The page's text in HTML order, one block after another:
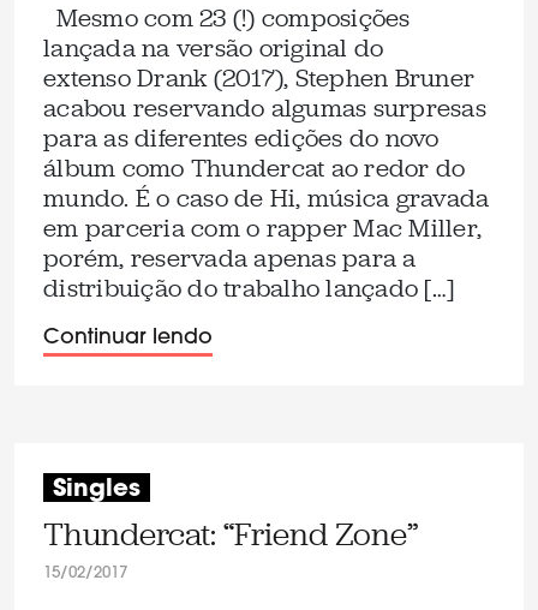
Mesmo com 23 (!) composições
lançada na versão original do
extenso Drank (2017), Stephen Bruner
acabou reservando algumas surpresas
para as diferentes edições do novo
álbum como Thundercat ao redor do
mundo. É o caso de Hi, música gravada
em parceria com o rapper Mac Miller,
porém, reservada apenas para a
distribuição do trabalho lançado […]
Continuar lendo
Singles
Thundercat: “Friend Zone”
15/02/2017